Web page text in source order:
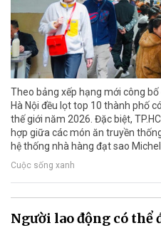
Theo bảng xếp hạng mới công
Hà Nội đều lọt top 10 thành phố
thế giới năm 2026. Đặc biệt,
hợp giữa các món ăn truyền
hệ thống nhà hàng đạt sao
Cuộc sống xanh
Người lao động có thể